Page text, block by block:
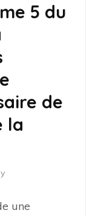
5 du
de
la
une